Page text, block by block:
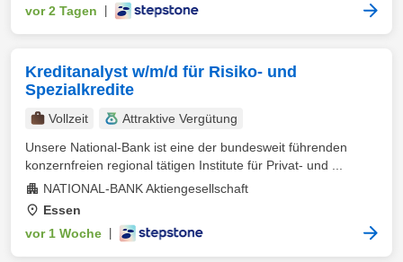
vor 2 Tagen
Kreditanalyst w/m/d für Risiko- und
Spezialkredite
Vollzeit
Attraktive Vergütung
Unsere National-Bank ist eine der bundesweit führenden
konzernfreien regional tätigen Institute für Privat- und ...
NATIONAL-BANK Aktiengesellschaft
Essen
vor 1 Woche